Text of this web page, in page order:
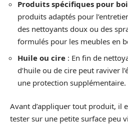
Produits spécifiques pour
produits adaptés pour
des nettoyants doux ou des
formulés pour les meubles en
Huile ou cire : En fin de
d’huile ou de cire peut raviver
une protection supplémentaire.
Avant d’appliquer tout produit, il
tester sur une petite surface peu